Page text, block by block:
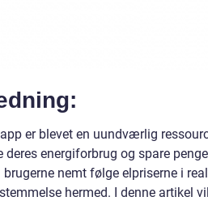
er blevet en uundværlig
deres energiforbrug og spare
brugerne nemt følge elpriserne i
hermed. I denne artikel